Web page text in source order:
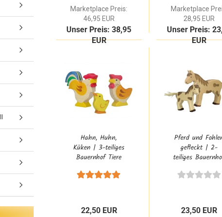
Marketplace Preis:
46,95 EUR
Unser Preis: 38,95
EUR
Marketplace
28,95 EUR
Unser Preis:
EUR
Hahn, Huhn,
Küken | 3-teiliges
Bauernhof Tiere
Zootiere |
22,50 EUR
Pferd und
gefleckt | 2-
teiliges
Holztiger |
80037+80043
23,50 EUR